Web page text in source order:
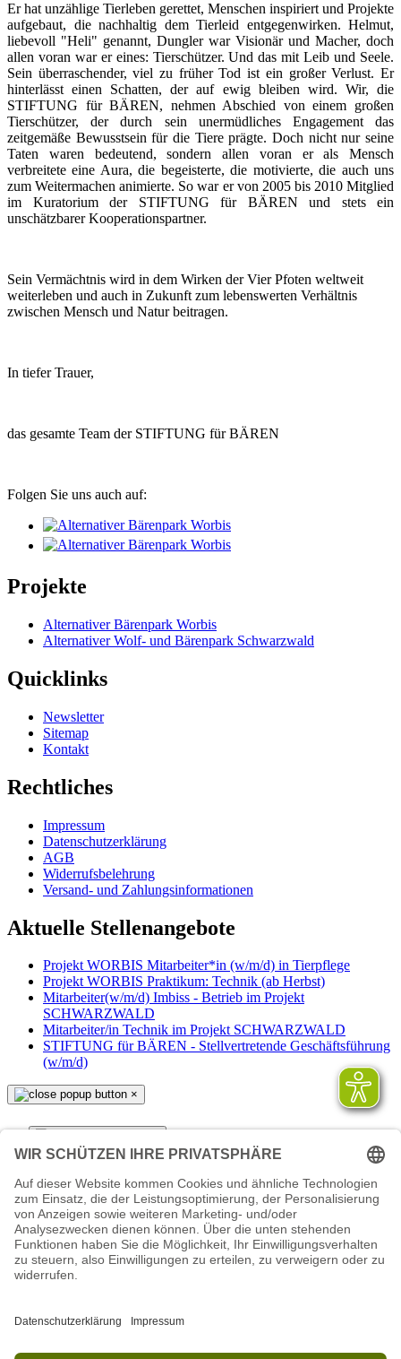
Er hat unzählige Tierleben gerettet, Menschen inspiriert und Projekte
aufgebaut, die nachhaltig dem Tierleid entgegenwirken. Helmut,
liebevoll "Heli" genannt, Dungler war Visionär und Macher, doch
allen voran war er eines: Tierschützer. Und das mit Leib und Seele.
Sein überraschender, viel zu früher Tod ist ein großer Verlust. Er
hinterlässt einen Schatten, der auf ewig bleiben wird. Wir, die
STIFTUNG für BÄREN, nehmen Abschied von einem großen
Tierschützer, der durch sein unermüdliches Engagement das
zeitgemäße Bewusstsein für die Tiere prägte. Doch nicht nur seine
Taten waren bedeutend, sondern allen voran er als Mensch
verbreitete eine Aura, die begeisterte, die motivierte, die auch uns
zum Weitermachen animierte. So war er von 2005 bis 2010 Mitglied
im Kuratorium der STIFTUNG für BÄREN und stets ein
unschätzbarer Kooperationspartner.
Sein Vermächtnis wird in dem Wirken der Vier Pfoten weltweit
weiterleben und auch in Zukunft zum lebenswerten Verhältnis
zwischen Mensch und Natur beitragen.
In tiefer Trauer,
das gesamte Team der STIFTUNG für BÄREN
Folgen Sie uns auch auf:
Projekte
Alternativer Bärenpark Worbis
Alternativer Wolf- und Bärenpark Schwarzwald
Quicklinks
Newsletter
Sitemap
Kontakt
Rechtliches
Impressum
Datenschutzerklärung
AGB
Widerrufsbelehrung
Versand- und Zahlungsinformationen
Aktuelle Stellenangebote
Projekt WORBIS Mitarbeiter*in (w/m/d) in Tierpflege
Projekt WORBIS Praktikum: Technik (ab Herbst)
Mitarbeiter(w/m/d) Imbiss - Betrieb im Projekt
SCHWARZWALD
Mitarbeiter/in Technik im Projekt SCHWARZWALD
STIFTUNG für BÄREN - Stellvertretende Geschäftsführung
(w/m/d)
×
Suche
Suchen